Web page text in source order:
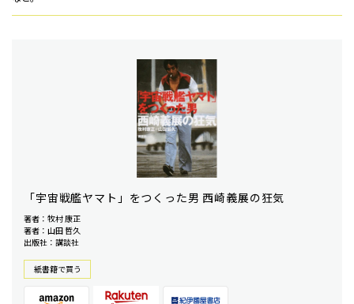
「宇宙戦艦ヤマト」をつくった男 西崎義展の狂気
著者：牧村 康正
著者：山田 哲久
出版社：講談社
紙書籍で買う